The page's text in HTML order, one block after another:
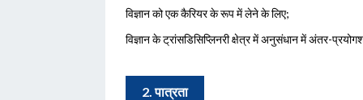
विज्ञान को एक कैरियर के रूप में लेने के लिए;
विज्ञान के ट्रांसडिसिप्लिनरी क्षेत्र में अनुसंधान में अंतर-
2. पात्रता